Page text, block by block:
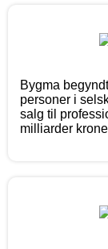
Bygma
personer i
salg til
milliarder